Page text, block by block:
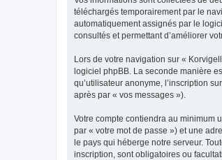
téléchargés temporairement par le
automatiquement assignés par le
consultés et permettant d’améliorer
Lors de votre navigation sur «
logiciel phpBB. La seconde manière
qu’utilisateur anonyme, l’inscription
après par « vos messages »).
Votre compte contiendra au minimum
par « votre mot de passe ») et une
le pays qui héberge notre serveur.
inscription, sont obligatoires ou